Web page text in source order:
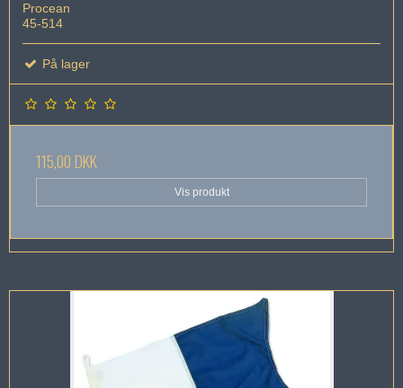
Procean
45-514
På lager
115,00 DKK
Vis produkt